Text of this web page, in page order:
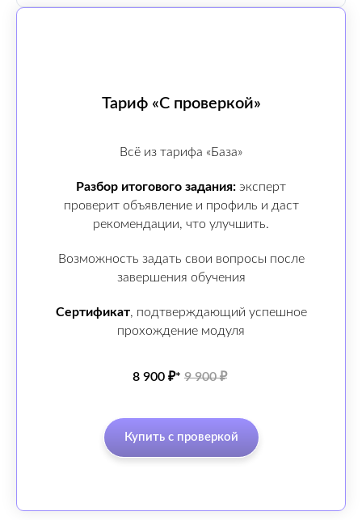
Тариф «С проверкой»
Всё из тарифа «База»
Разбор итогового задания: эксперт
проверит объявление и профиль и даст
рекомендации, что улучшить.
Возможность задать свои вопросы после
завершения обучения
Сертификат, подтверждающий успешное
прохождение модуля
8 900 ₽* 9 900 ₽
Купить с проверкой